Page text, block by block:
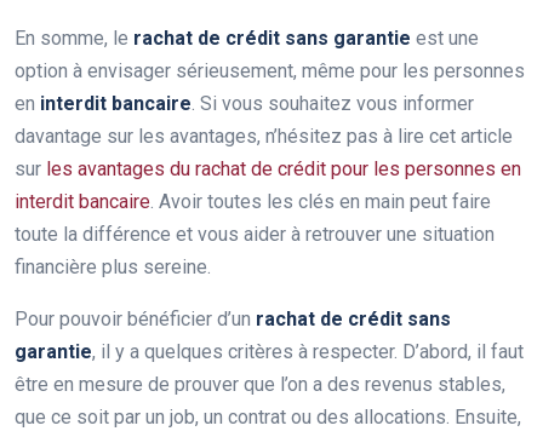
En somme, le rachat de crédit sans garantie est une
option à envisager sérieusement, même pour les personnes
en interdit bancaire. Si vous souhaitez vous informer
davantage sur les avantages, n’hésitez pas à lire cet article
sur les avantages du rachat de crédit pour les personnes en
interdit bancaire. Avoir toutes les clés en main peut faire
toute la différence et vous aider à retrouver une situation
financière plus sereine.
Pour pouvoir bénéficier d’un rachat de crédit sans
garantie, il y a quelques critères à respecter. D’abord, il faut
être en mesure de prouver que l’on a des revenus stables,
que ce soit par un job, un contrat ou des allocations. Ensuite,